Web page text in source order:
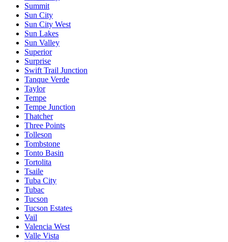
Summit
Sun City
Sun City West
Sun Lakes
Sun Valley
Superior
Surprise
Swift Trail Junction
Tanque Verde
Taylor
Tempe
Tempe Junction
Thatcher
Three Points
Tolleson
Tombstone
Tonto Basin
Tortolita
Tsaile
Tuba City
Tubac
Tucson
Tucson Estates
Vail
Valencia West
Valle Vista